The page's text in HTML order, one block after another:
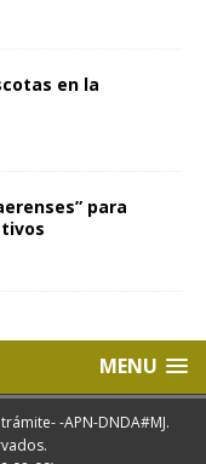
en la
para
MENU
-APN-DNDA#MJ.